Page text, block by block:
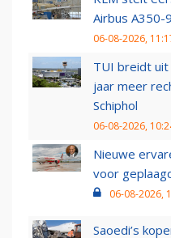
Airbus A350-
06-08-2026,
TUI breidt uit
jaar meer
Schiphol
06-08-2026,
Nieuwe
voor
06-08-2026,
Saoedi’s